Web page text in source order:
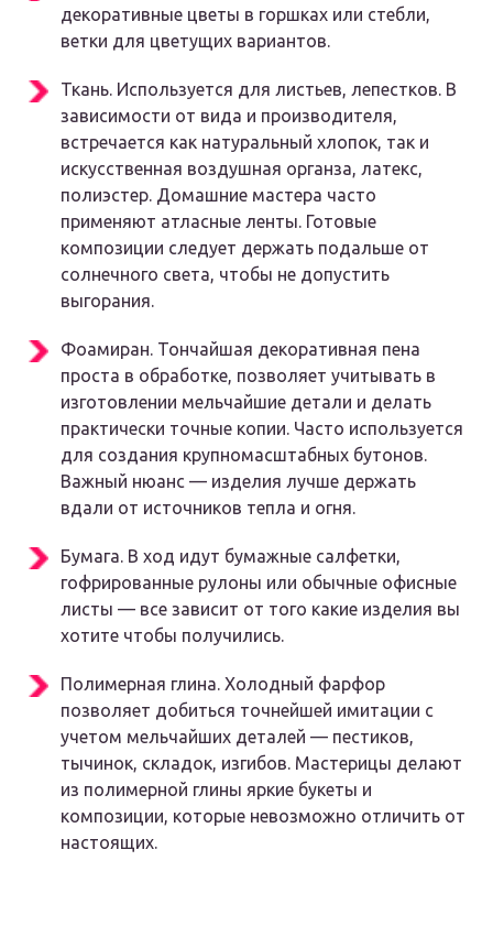
декоративные цветы в горшках или стебли,
ветки для цветущих вариантов.
Ткань. Используется для листьев, лепестков. В
зависимости от вида и производителя,
встречается как натуральный хлопок, так и
искусственная воздушная органза, латекс,
полиэстер. Домашние мастера часто
применяют атласные ленты. Готовые
композиции следует держать подальше от
солнечного света, чтобы не допустить
выгорания.
Фоамиран. Тончайшая декоративная пена
проста в обработке, позволяет учитывать в
изготовлении мельчайшие детали и делать
практически точные копии. Часто используется
для создания крупномасштабных бутонов.
Важный нюанс — изделия лучше держать
вдали от источников тепла и огня.
Бумага. В ход идут бумажные салфетки,
гофрированные рулоны или обычные офисные
листы — все зависит от того какие изделия вы
хотите чтобы получились.
Полимерная глина. Холодный фарфор
позволяет добиться точнейшей имитации с
учетом мельчайших деталей — пестиков,
тычинок, складок, изгибов. Мастерицы делают
из полимерной глины яркие букеты и
композиции, которые невозможно отличить от
настоящих.